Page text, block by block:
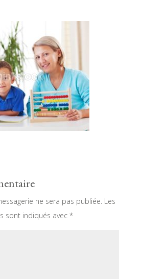
ne sera pas publiée.Les
sont indiqués avec *